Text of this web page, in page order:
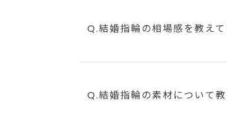
Q.結婚指輪の相場感を教えて
Q.結婚指輪の素材について教